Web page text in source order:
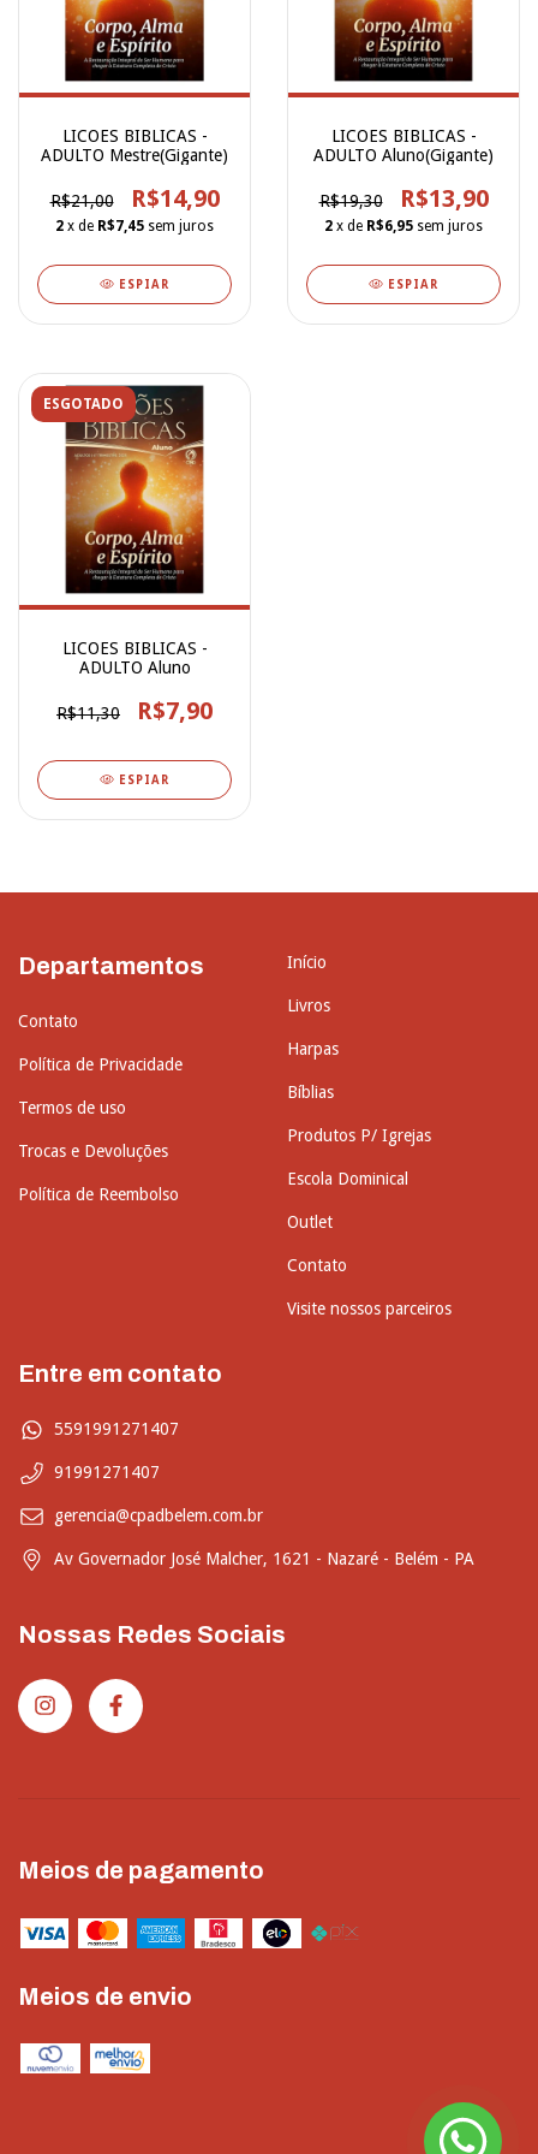
LICOES BIBLICAS -
ADULTO Mestre(Gigante)
R$21,00 R$14,90
2 x de R$7,45 sem juros
ESPIAR
LICOES BIBLICAS -
ADULTO Aluno(Gigante)
R$19,30 R$13,90
2 x de R$6,95 sem juros
ESPIAR
ESGOTADO
LICOES BIBLICAS -
ADULTO Aluno
R$11,30 R$7,90
ESPIAR
Departamentos
Contato
Política de Privacidade
Termos de uso
Trocas e Devoluções
Política de Reembolso
Início
Livros
Harpas
Bíblias
Produtos P/ Igrejas
Escola Dominical
Outlet
Contato
Visite nossos parceiros
Entre em contato
5591991271407
91991271407
gerencia@cpadbelem.com.br
Av Governador José Malcher, 1621 - Nazaré - Belém - PA
Nossas Redes Sociais
Meios de pagamento
Meios de envio